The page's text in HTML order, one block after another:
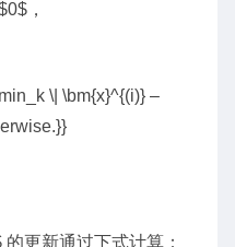
，
\| \bm{x}^{(i)} –
更新通过下式计算：